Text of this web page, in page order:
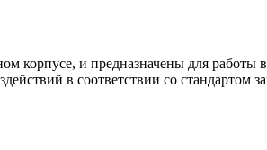
корпусе, и предназначены для
в соответствии со стандартом